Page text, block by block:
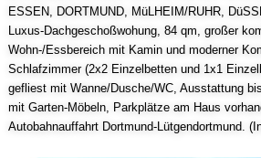
ESSEN, DORTMUND, MüLHEIM/RUHR,
Luxus-Dachgeschoßwohung, 84 qm, großer
Wohn-/Essbereich mit Kamin und moderner
Schlafzimmer (2x2 Einzelbetten und 1x1
gefliest mit Wanne/Dusche/WC, Ausstattung
mit Garten-Möbeln, Parkplätze am Haus
Autobahnauffahrt Dortmund-Lütgendortmund.